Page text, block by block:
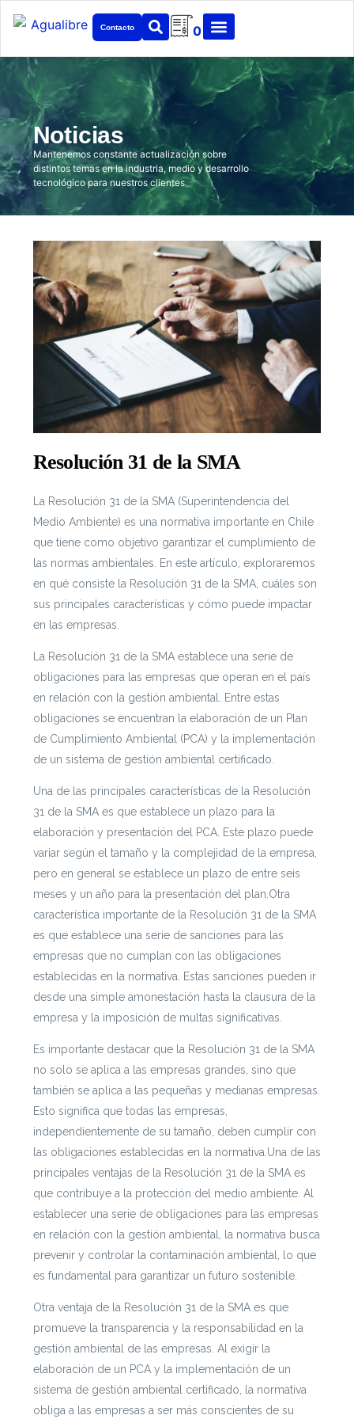
Contacto 0
Noticias
Mantenemos constante actualización sobre
distintos temas en la industria, medio y desarrollo
tecnológico para nuestros clientes.
Resolución 31 de la SMA
La Resolución 31 de la SMA (Superintendencia del
Medio Ambiente) es una normativa importante en Chile
que tiene como objetivo garantizar el cumplimiento de
las normas ambientales. En este artículo, exploraremos
en qué consiste la Resolución 31 de la SMA, cuáles son
sus principales características y cómo puede impactar
en las empresas.
La Resolución 31 de la SMA establece una serie de
obligaciones para las empresas que operan en el país
en relación con la gestión ambiental. Entre estas
obligaciones se encuentran la elaboración de un Plan
de Cumplimiento Ambiental (PCA) y la implementación
de un sistema de gestión ambiental certificado.
Una de las principales características de la Resolución
31 de la SMA es que establece un plazo para la
elaboración y presentación del PCA. Este plazo puede
variar según el tamaño y la complejidad de la empresa,
pero en general se establece un plazo de entre seis
meses y un año para la presentación del plan.Otra
característica importante de la Resolución 31 de la SMA
es que establece una serie de sanciones para las
empresas que no cumplan con las obligaciones
establecidas en la normativa. Estas sanciones pueden ir
desde una simple amonestación hasta la clausura de la
empresa y la imposición de multas significativas.
Es importante destacar que la Resolución 31 de la SMA
no solo se aplica a las empresas grandes, sino que
también se aplica a las pequeñas y medianas empresas.
Esto significa que todas las empresas,
independientemente de su tamaño, deben cumplir con
las obligaciones establecidas en la normativa.Una de las
principales ventajas de la Resolución 31 de la SMA es
que contribuye a la protección del medio ambiente. Al
establecer una serie de obligaciones para las empresas
en relación con la gestión ambiental, la normativa busca
prevenir y controlar la contaminación ambiental, lo que
es fundamental para garantizar un futuro sostenible.
Otra ventaja de la Resolución 31 de la SMA es que
promueve la transparencia y la responsabilidad en la
gestión ambiental de las empresas. Al exigir la
elaboración de un PCA y la implementación de un
sistema de gestión ambiental certificado, la normativa
obliga a las empresas a ser más conscientes de su